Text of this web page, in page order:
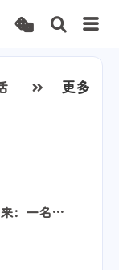
更多
：一名技